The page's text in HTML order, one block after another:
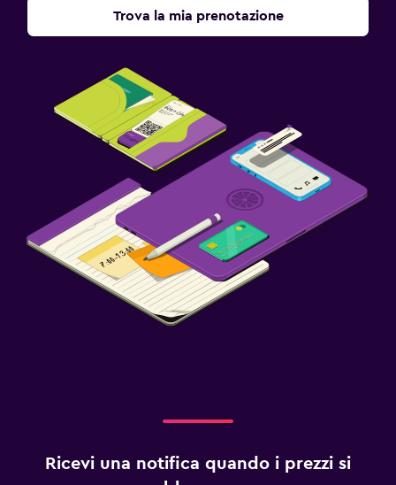
Trova la mia prenotazione
Ricevi una notifica quando i prezzi si